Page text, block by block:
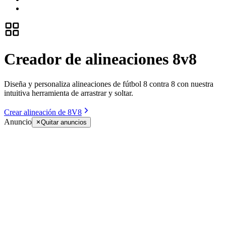
Creador de alineaciones 8v8
Diseña y personaliza alineaciones de fútbol 8 contra 8 con nuestra
intuitiva herramienta de arrastrar y soltar.
Crear alineación de 8V8
Anuncio
Quitar anuncios